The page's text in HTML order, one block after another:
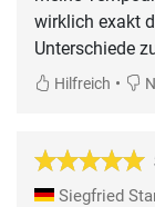
wirklich exakt
Unterschiede
Hilfreich •
Siegfried